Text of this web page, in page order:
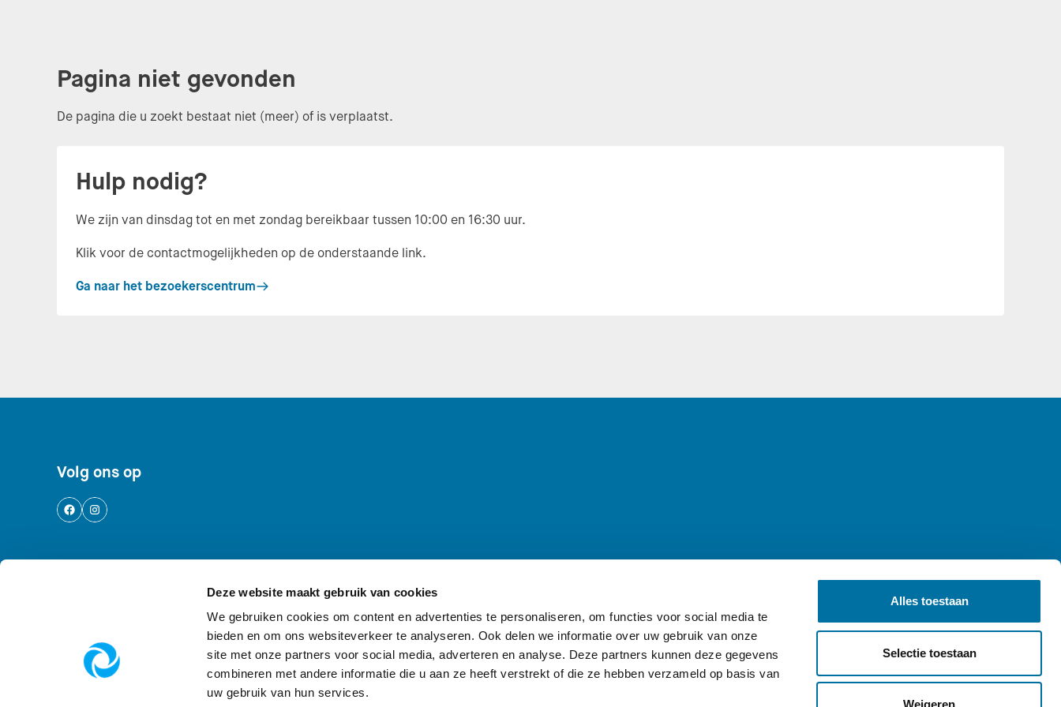
Deze website maakt gebruik van cookies
We gebruiken cookies om content en advertenties te personaliseren, om functies voor social media te
bieden en om ons websiteverkeer te analyseren. Ook delen we informatie over uw gebruik van onze
site met onze partners voor social media, adverteren en analyse. Deze partners kunnen deze gegevens
combineren met andere informatie die u aan ze heeft verstrekt of die ze hebben verzameld op basis van
uw gebruik van hun services.
Alles toestaan
Selectie toestaan
Weigeren
Pagina niet gevonden
De pagina die u zoekt bestaat niet (meer) of is verplaatst.
Hulp nodig?
We zijn van dinsdag tot en met zondag bereikbaar tussen 10:00 en 16:30 uur.
Klik voor de contactmogelijkheden op de onderstaande link.
Ga naar het bezoekerscentrum
Footer navigatie
Volg ons op
Privacy en voorwaarden